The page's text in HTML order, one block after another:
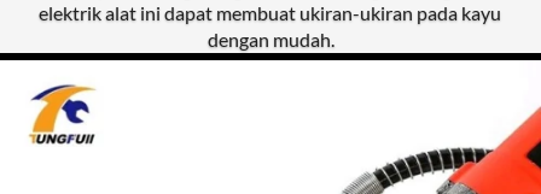
elektrik alat ini dapat membuat ukiran-ukiran pada kayu
dengan mudah.